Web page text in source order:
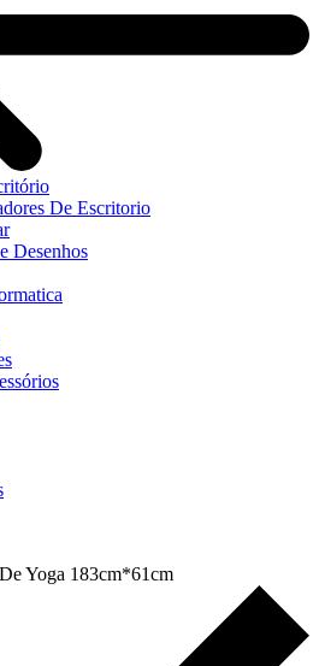
De Escritorio
Desenhos
Yoga 183cm*61cm